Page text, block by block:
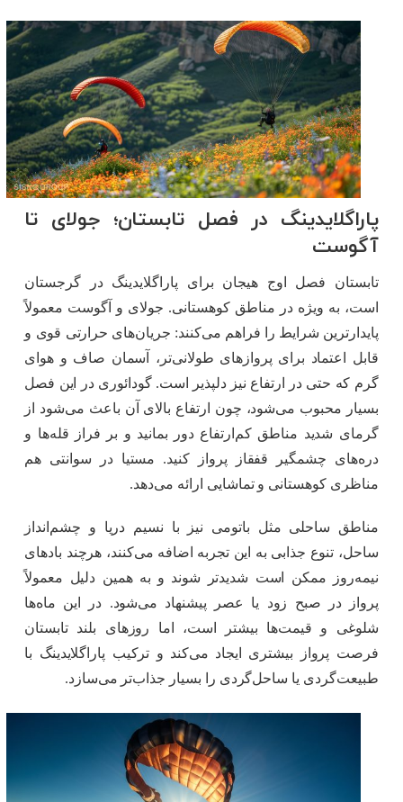
پاراگلایدینگ در فصل تابستان؛ جولای تا
آگوست
تابستان فصل اوج هیجان برای پاراگلایدینگ در گرجستان
است، به ‌ویژه در مناطق کوهستانی. جولای و آگوست معمولاً
پایدارترین شرایط را فراهم می‌کنند: جریان‌های حرارتی قوی و
قابل اعتماد برای پروازهای طولانی‌تر، آسمان صاف و هوای
گرم که حتی در ارتفاع نیز دلپذیر است. گودائوری در این فصل
بسیار محبوب می‌شود، چون ارتفاع بالای آن باعث می‌شود از
گرمای شدید مناطق کم‌ارتفاع دور بمانید و بر فراز قله‌ها و
دره‌های چشمگیر قفقاز پرواز کنید. مستیا در سوانتی هم
مناظری کوهستانی و تماشایی ارائه می‌دهد.
مناطق ساحلی مثل باتومی نیز با نسیم دریا و چشم‌انداز
ساحل، تنوع جذابی به این تجربه اضافه می‌کنند، هرچند بادهای
نیمه‌روز ممکن است شدیدتر شوند و به همین دلیل معمولاً
پرواز در صبح زود یا عصر پیشنهاد می‌شود. در این ماه‌ها
شلوغی و قیمت‌ها بیشتر است، اما روزهای بلند تابستان
فرصت پرواز بیشتری ایجاد می‌کند و ترکیب پاراگلایدینگ با
طبیعت‌گردی یا ساحل‌گردی را بسیار جذاب‌تر می‌سازد.